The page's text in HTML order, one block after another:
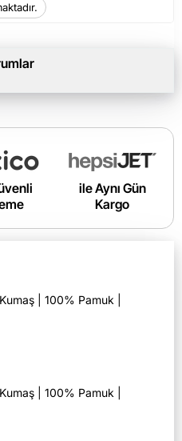
ile Aynı Gün
Kargo
| 100% Pamuk |
| 100% Pamuk |